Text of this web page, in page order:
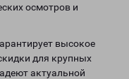
осмотров и
высокое
для крупных
актуальной